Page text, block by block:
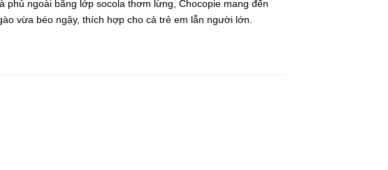
phủ ngoài bằng lớp socola thơm lừng, Chocopie mang đến
vừa béo ngậy, thích hợp cho cả trẻ em lẫn người lớn.